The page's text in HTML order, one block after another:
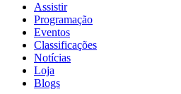
Assistir
Programação
Eventos
Classificações
Notícias
Loja
Blogs